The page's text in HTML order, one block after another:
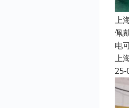
上
佩
电
上
25-